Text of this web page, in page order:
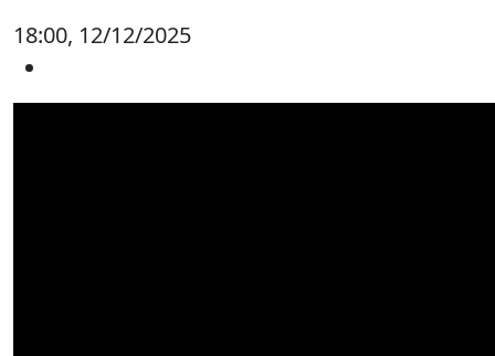
18:00, 12/12/2025